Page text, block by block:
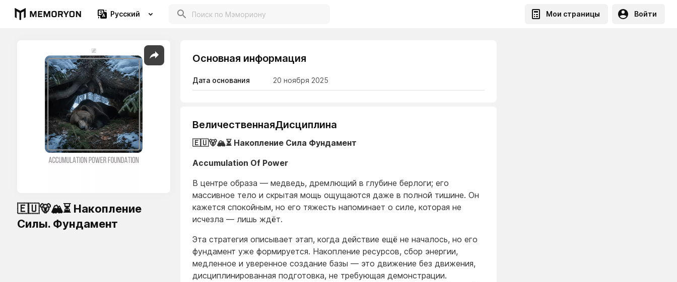
Русский Мои страницы Войти
🇪🇺🐻🏔️⏳ Накопление
Силы. Фундамент
Основная информация
Дата основания 20 ноября 2025
ВеличественнаяДисциплина
🇪🇺🐻🏔️⏳ Накопление Сила Фундамент
Accumulation Of Power
В центре образа — медведь, дремлющий в глубине берлоги; его
массивное тело и скрытая мощь ощущаются даже в полной тишине. Он
кажется спокойным, но его тяжесть напоминает о силе, которая не
исчезла — лишь ждёт.
Эта стратегия описывает этап, когда действие ещё не началось, но его
фундамент уже формируется. Накопление ресурсов, сбор энергии,
медленное и уверенное создание базы — это движение без движения,
дисциплинированная подготовка, не требующая демонстрации.